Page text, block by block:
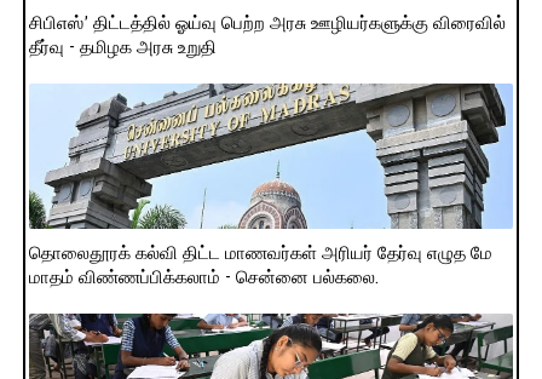
சிபிஎஸ்’ திட்டத்தில் ஓய்வு பெற்ற அரசு ஊழியர்களுக்கு விரைவில்
தீர்வு - தமிழக அரசு உறுதி
தொலைதூரக் கல்வி திட்ட மாணவர்கள் அரியர் தேர்வு எழுத மே
மாதம் விண்ணப்பிக்கலாம் - சென்னை பல்கலை.